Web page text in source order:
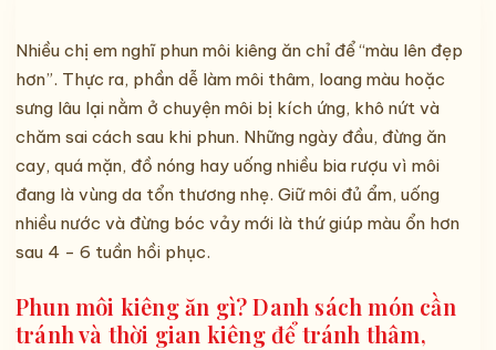
Nhiều chị em nghĩ phun môi kiêng ăn chỉ để “màu lên đẹp
hơn”. Thực ra, phần dễ làm môi thâm, loang màu hoặc
sưng lâu lại nằm ở chuyện môi bị kích ứng, khô nứt và
chăm sai cách sau khi phun. Những ngày đầu, đừng ăn
cay, quá mặn, đồ nóng hay uống nhiều bia rượu vì môi
đang là vùng da tổn thương nhẹ. Giữ môi đủ ẩm, uống
nhiều nước và đừng bóc vảy mới là thứ giúp màu ổn hơn
sau 4 - 6 tuần hồi phục.
Phun môi kiêng ăn gì? Danh sách món cần
tránh và thời gian kiêng để tránh thâm,